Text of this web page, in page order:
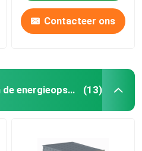
Contacteer ons
Het Lithiumbatterij van de energieopslag (13)